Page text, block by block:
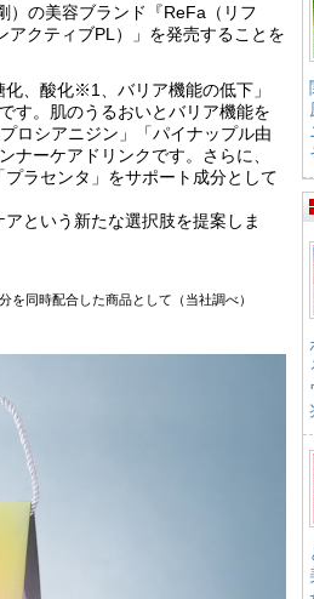
）の美容ブランド『ReFa（リフ
アクティブPL）」を発売することを
、酸化※1、バリア機能の低下」
す。肌のうるおいとバリア機能を
ロシアニジン」「パイナップル由
ーケアドリンクです。さらに、
ラセンタ」をサポート成分として
という新たな選択肢を提案しま
同時配合した商品として（当社調べ）